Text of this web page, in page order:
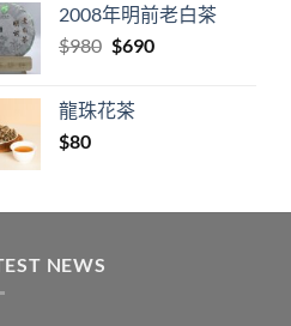
$380.$160.
2008年明前老白茶
$980 Original
$980.
$690Current
龍珠花茶
$80
NEWS